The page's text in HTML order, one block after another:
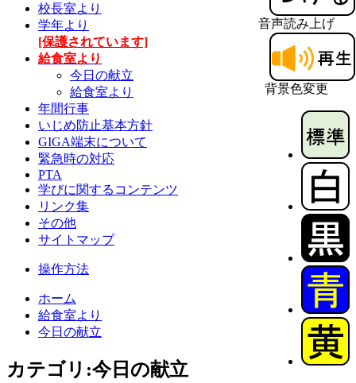
音声読み上げ
背景色変更
校長室より
学年より
[保護されています]
給食室より
今日の献立
給食室より
年間行事
いじめ防止基本方針
GIGA端末について
緊急時の対応
PTA
学びに関するコンテンツ
リンク集
その他
サイトマップ
操作方法
ホーム
給食室より
今日の献立
カテゴリ:今日の献立